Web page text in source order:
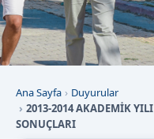
Ana Sayfa
Duyurular
2013-2014 AKADEMİK
SONUÇLARI